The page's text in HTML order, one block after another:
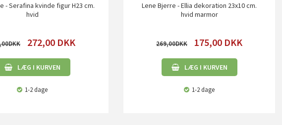
- Serafina kvinde figur H23 cm.
hvid
272,00 DKK
LÆG I KURVEN
1-2 dage
Lene Bjerre - Ellia dekoration 23x10 cm.
hvid marmor
269,00 175,00 DKK
LÆG I KURVEN
1-2 dage